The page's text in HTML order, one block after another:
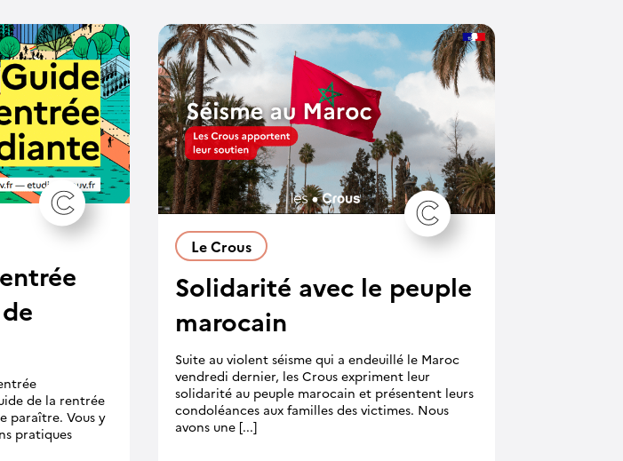
de la rentrée
paraître. Vous y
pratiques
Solidarité avec le peuple
marocain
Le Crous
Suite au violent séisme qui a endeuillé le Maroc
vendredi dernier, les Crous expriment leur
solidarité au peuple marocain et présentent leurs
condoléances aux familles des victimes. Nous
avons une [...]